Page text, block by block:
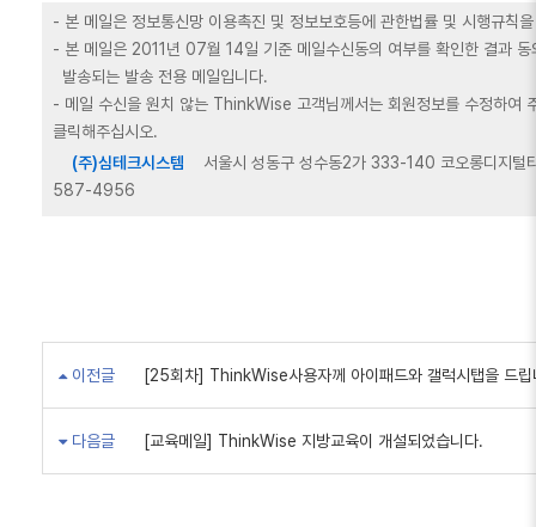
- 본 메일은 정보통신망 이용촉진 및 정보보호등에 관한법률 및 시행규칙
- 본 메일은 2011년 07월 14일 기준 메일수신동의 여부를 확인한 결과 동
발송되는 발송 전용 메일입니다.
- 메일 수신을 원치 않는 ThinkWise 고객님께서는 회원정보를 수정하여
클릭해주십시오.
(주)심테크시스템 서울시 성동구 성수동2가 333-140 코오롱디지털
587-4956
이전글 [25회차] ThinkWise사용자께 아이패드와 갤럭시탭을 드립
다음글 [교육메일] ThinkWise 지방교육이 개설되었습니다.